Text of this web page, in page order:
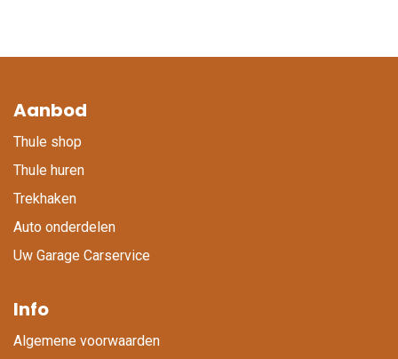
Aanbod
Thule shop
Thule huren
Trekhaken
Auto onderdelen
Uw Garage Carservice
Info
Algemene voorwaarden